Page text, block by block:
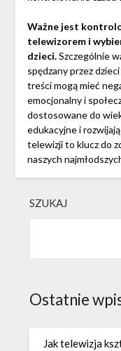
Ważne jest
telewizorem i
dzieci.Szczególnie
spędzany przez
treści mogą mieć
emocjonalny i
dostosowane do
edukacyjne i
telewizji to klucz do
naszych
SZUKAJ
Ostatnie
Jak telewizja